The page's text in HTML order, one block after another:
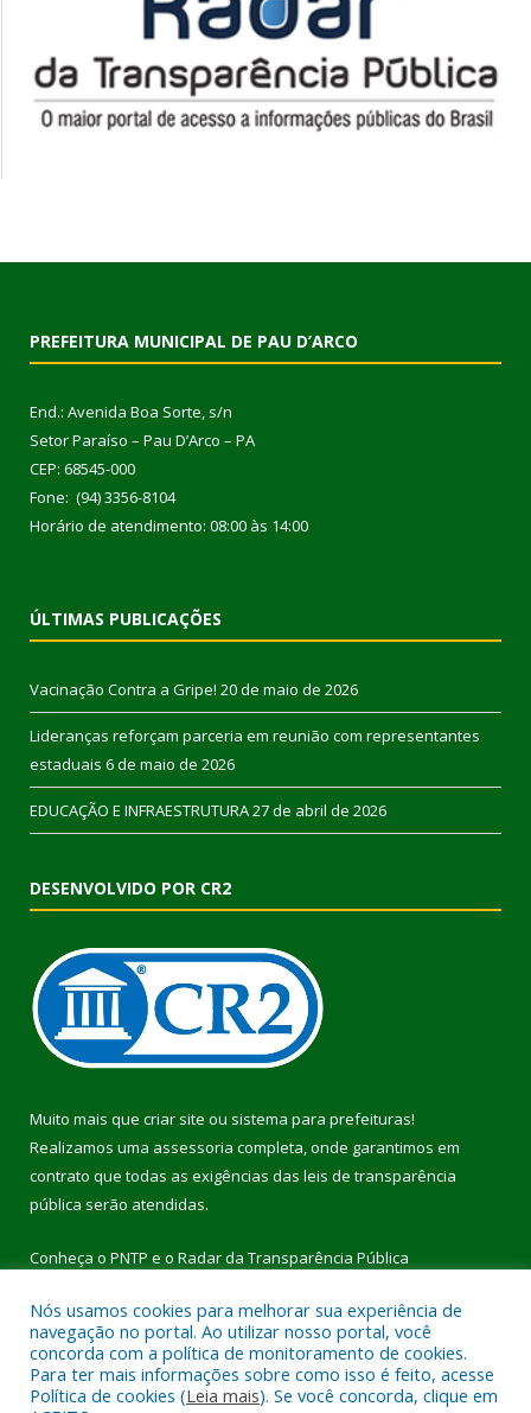
PREFEITURA MUNICIPAL DE PAU D’ARCO
End.: Avenida Boa Sorte, s/n
Setor Paraíso – Pau D’Arco – PA
CEP: 68545-000
Fone: (94) 3356-8104
Horário de atendimento: 08:00 às 14:00
ÚLTIMAS PUBLICAÇÕES
Vacinação Contra a Gripe! 20 de maio de 2026
Lideranças reforçam parceria em reunião com representantes
estaduais 6 de maio de 2026
EDUCAÇÃO E INFRAESTRUTURA27 de abril de 2026
DESENVOLVIDO POR CR2
Muito mais que criar site ou sistema para prefeituras!
Realizamos uma assessoria completa, onde garantimos em
contrato que todas as exigências das leis de transparência
pública serão atendidas.
Conheça o PNTP e o Radar da Transparência Pública
Todos os direitos reservados a Prefeitura Municipal de Pau
D’Arco.
Nós usamos cookies para melhorar sua experiência de
navegação no portal. Ao utilizar nosso portal, você
concorda com a política de monitoramento de cookies.
Para ter mais informações sobre como isso é feito, acesse
Política de cookies (Leia mais). Se você concorda, clique em